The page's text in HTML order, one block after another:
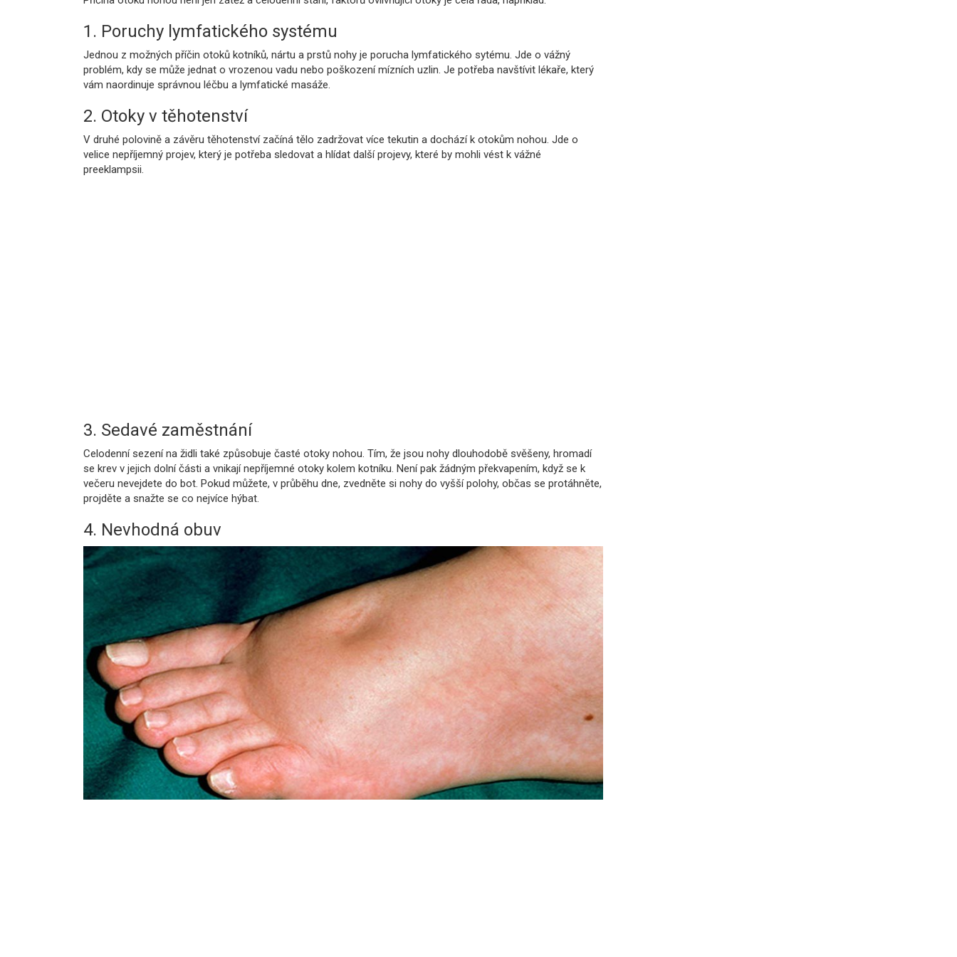
1. Poruchy lymfatického systému
Jednou z možných příčin otoků kotníků, nártu a prstů nohy je porucha lymfatického sytému. Jde o vážný
problém, kdy se může jednat o vrozenou vadu nebo poškození mízních uzlin. Je potřeba navštívit lékaře, který
vám naordinuje správnou léčbu a lymfatické masáže.
2. Otoky v těhotenství
V druhé polovině a závěru těhotenství začíná tělo zadržovat více tekutin a dochází k otokům nohou. Jde o
velice nepříjemný projev, který je potřeba sledovat a hlídat další projevy, které by mohli vést k vážné
preeklampsii.
3. Sedavé zaměstnání
Celodenní sezení na židli také způsobuje časté otoky nohou. Tím, že jsou nohy dlouhodobě svěšeny, hromadí
se krev v jejich dolní části a vnikají nepříjemné otoky kolem kotníku. Není pak žádným překvapením, když se k
večeru nevejdete do bot. Pokud můžete, v průběhu dne, zvedněte si nohy do vyšší polohy, občas se protáhněte,
projděte a snažte se co nejvíce hýbat.
4. Nevhodná obuv